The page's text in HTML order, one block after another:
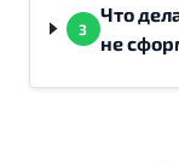
3
Что
не